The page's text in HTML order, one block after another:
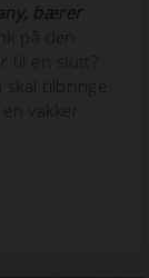
bærer
på den
til en slutt?
tilbringe
vakker